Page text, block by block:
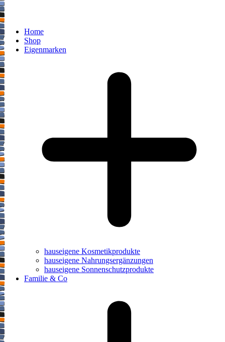
Home
Shop
Eigenmarken
hauseigene Kosmetikprodukte
hauseigene Nahrungsergänzungen
hauseigene Sonnenschutzprodukte
Familie & Co